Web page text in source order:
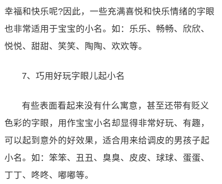
幸福和快乐呢?因此，一些充满喜悦和快乐情绪的字眼
也非常适用于宝宝的小名。如：乐乐、畅畅、欣欣、
悦悦、甜甜、笑笑、陶陶、欢欢等。
7、巧用好玩字眼儿起小名
有些表面看起来没有什么寓意，甚至还带有贬义
色彩的字眼，用作宝宝小名却显得非常好玩、有趣，
可以起到意外的好效果，适合用来给调皮的男孩子起
小名。如：笨笨、丑丑、臭臭、皮皮、球球、蛋蛋、
丁丁、咚咚、嘟嘟等。